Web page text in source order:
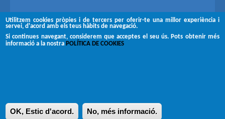
Utilitzem cookies pròpies i de tercers per oferir-te una millor experiència i
servei, d'acord amb els teus hàbits de navegació.
Si continues navegant, considerem que acceptes el seu ús. Pots obtenir més
informació a la nostra POLÍTICA DE COOKIES
OK, Estic d'acord. No, més informació.
Segueix-nos a